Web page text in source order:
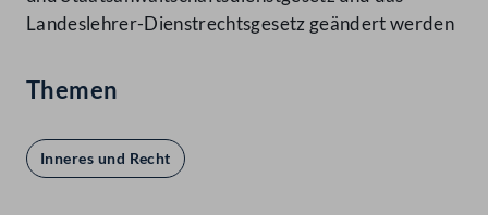
Landeslehrer-Dienstrechtsgesetz geändert werden
Themen
Inneres und Recht